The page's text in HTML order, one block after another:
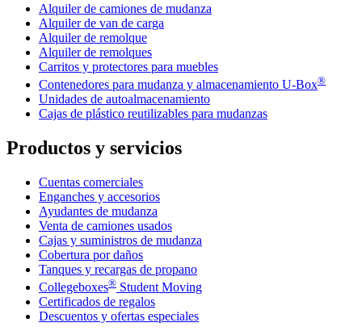
Alquiler de camiones de mudanza
Alquiler de van de carga
Alquiler de remolque
Alquiler de remolques
Carritos y protectores para muebles
Contenedores para mudanza y almacenamiento U-Box®
Unidades de autoalmacenamiento
Cajas de plástico reutilizables para mudanzas
Productos y servicios
Cuentas comerciales
Enganches y accesorios
Ayudantes de mudanza
Venta de camiones usados
Cajas y suministros de mudanza
Cobertura por daños
Tanques y recargas de propano
Collegeboxes® Student Moving
Certificados de regalos
Descuentos y ofertas especiales